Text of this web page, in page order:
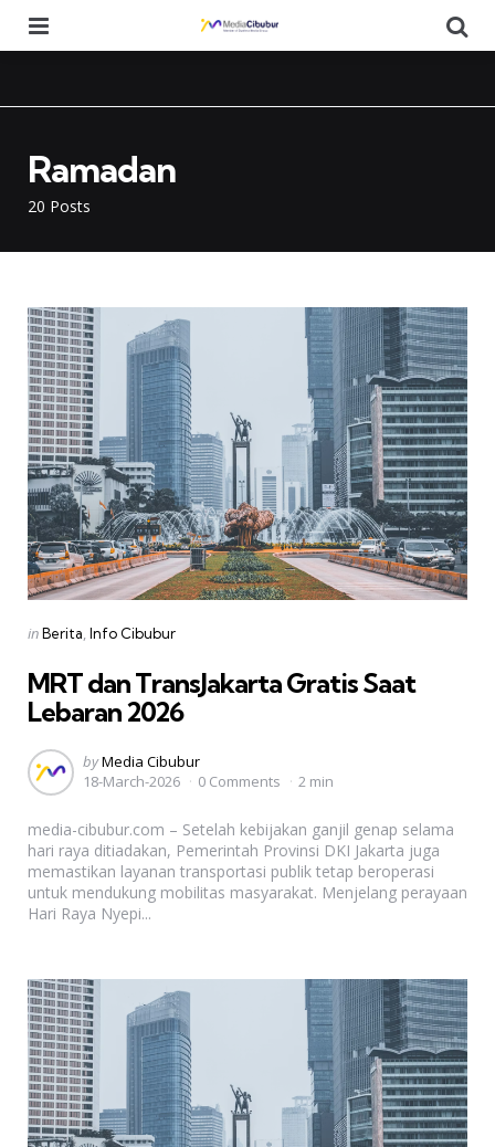
20 Posts
Ramadan
Categories
Posted
inBerita Info Cibubur
MRT dan TransJakarta Gratis Saat
Lebaran 2026
Posted
by
byMedia Cibubur
18-March-2026
0 Comments 2 min
media-cibubur.com – Setelah kebijakan ganjil genap selama
hari raya ditiadakan, Pemerintah Provinsi DKI Jakarta juga
memastikan layanan transportasi publik tetap beroperasi
untuk mendukung mobilitas masyarakat. Menjelang perayaan
Hari Raya Nyepi...